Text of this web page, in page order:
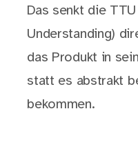
Das senkt die
Understanding)
das Produkt in
statt es abstrakt
bekommen.